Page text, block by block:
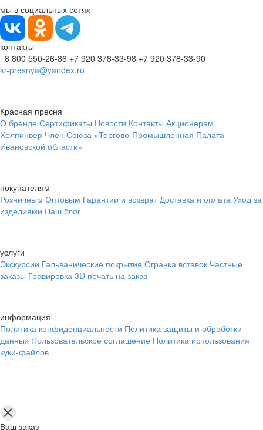
мы в социальных сетях
контакты
8 800 550-26-86 +7 920 378-33-98 +7 920 378-33-90
kr-presnya@yandex.ru
Красная пресня
О бренде Сертификаты Новости Контакты Акционерам
Хелпинвер Член Союза «Торгово-Промышленная Палата
Ивановской области»
покупателям
Розничным Оптовым Гарантии и возврат Доставка и оплата Уход за
изделиями Наш блог
услуги
Экскурсии Гальванические покрытия Огранка вставок Частные
заказы Гравировка 3D печать на заказ
информация
Политика конфиденциальности Политика защиты и обработки
данных Пользовательское соглашение Политика использования
куки-файлов
Ваш заказ